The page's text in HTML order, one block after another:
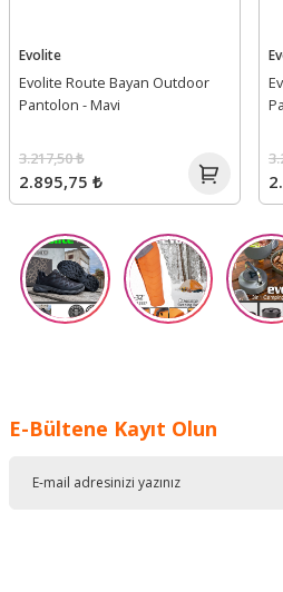
Evolite
Evolite Route Bayan Outdoor
Pantolon - Mavi
2.895,75 ₺
3.217,50 ₺
E-Bültene Kayıt Olun